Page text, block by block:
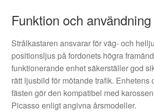
Funktion och användning
Strålkastaren ansvarar för väg- och
positionsljus på fordonets högra
funktionerande enhet säkerställer god
rätt ljusbild för mötande trafik. Enhetens
fästen gör den kompatibel med
Picasso enligt angivna årsmodeller.